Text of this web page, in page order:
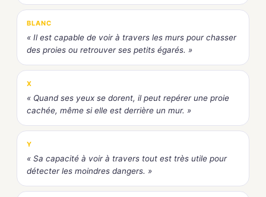
BLANC
« Il est capable de voir à travers les murs pour chasser
des proies ou retrouver ses petits égarés. »
X
« Quand ses yeux se dorent, il peut repérer une proie
cachée, même si elle est derrière un mur. »
Y
« Sa capacité à voir à travers tout est très utile pour
détecter les moindres dangers. »